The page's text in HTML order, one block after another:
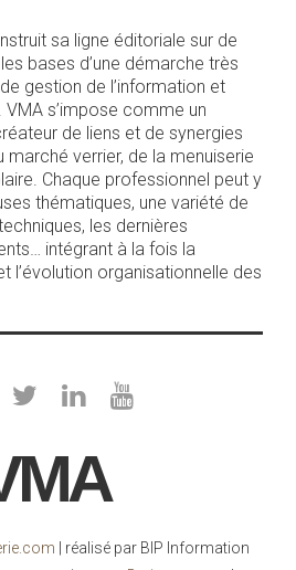
sa ligne éditoriale sur de
bases d’une démarche très
gestion de l’information et
s’impose comme un
de liens et de synergies
marché verrier, de la menuiserie
Chaque professionnel peut y
thématiques, une variété de
les dernières
intégrant à la fois la
l’évolution organisationnelle des
| réalisé par BIP Information